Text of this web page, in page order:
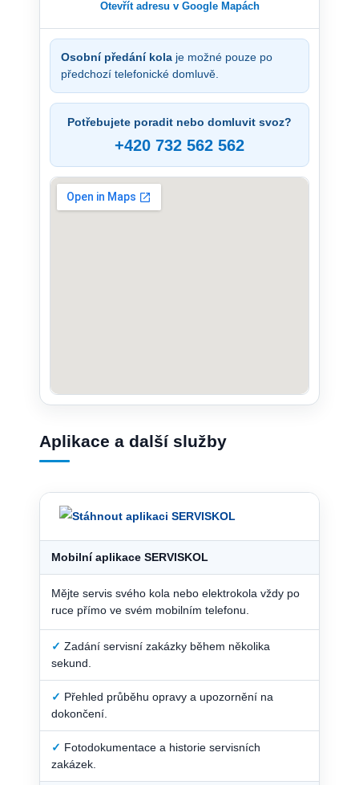
Otevřít adresu v Google Mapách
Osobní předání kola je možné pouze po
předchozí telefonické domluvě.
Potřebujete poradit nebo domluvit svoz?
+420 732 562 562
Aplikace a další služby
Mobilní aplikace SERVISKOL
Mějte servis svého kola nebo elektrokola vždy po
ruce přímo ve svém mobilním telefonu.
✓ Zadání servisní zakázky během několika
sekund.
✓ Přehled průběhu opravy a upozornění na
dokončení.
✓ Fotodokumentace a historie servisních
zakázek.